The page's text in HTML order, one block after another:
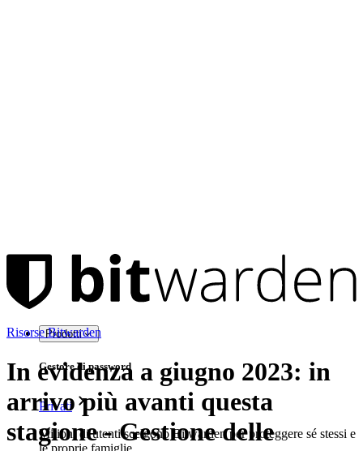
Prodotti
Gestore di password
Privati
Milioni di utenti scelgono Bitwarden per proteggere sé stessi e
Risorse Bitwarden
In evidenza a giugno 2023: in
arrivo più avanti questa
stagione - Gestione delle